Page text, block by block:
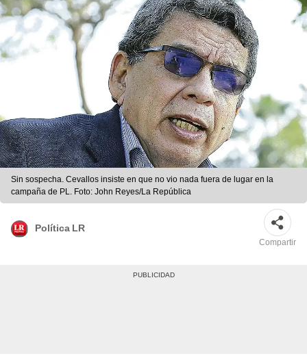
Sin sospecha. Cevallos insiste en que no vio nada fuera de lugar en la
campaña de PL. Foto: John Reyes/La República
Política LR
Compartir